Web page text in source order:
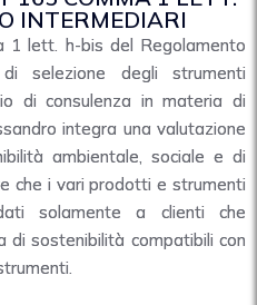
INTERMEDIARI
1 lett. h-bis del Regolamento
selezione degli strumenti
di consulenza in materia di
integra una valutazione
ambientale, sociale e di
che i vari prodotti e strumenti
solamente a clienti che
di sostenibilità compatibili con